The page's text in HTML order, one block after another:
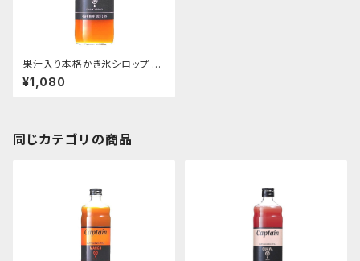
果汁入り本格かき氷シロップ パ
ッションフルーツ 600ｍｌビン
¥1,080
同じカテゴリの商品